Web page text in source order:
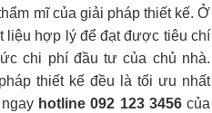
mĩ của giải pháp thiết kế. Ở
liệu hợp lý để đạt được tiêu chí
chi phí đầu tư của chủ nhà.
thiết kế đều là tối ưu nhất
hotline 092 123 3456của